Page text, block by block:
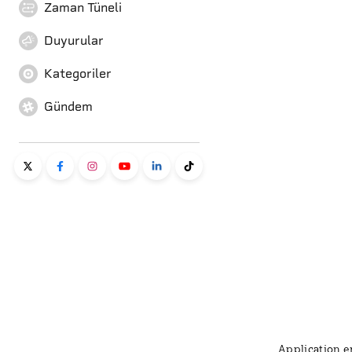
Zaman Tüneli
Duyurular
Kategoriler
Gündem
Application